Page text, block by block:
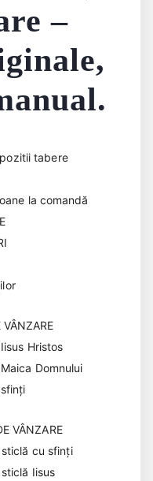
–
tabere
la comandă
Hristos
Domnului
VÂNZARE
cu sfinți
Iisus